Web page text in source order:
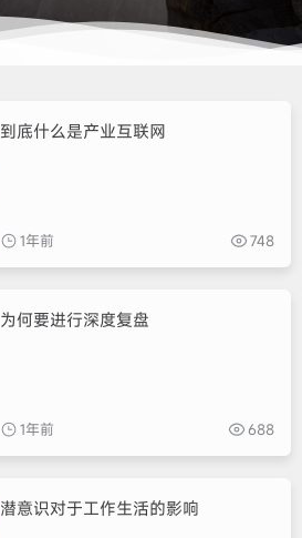
到底什么是产业互联网
1年前 748
为何要进行深度复盘
1年前 688
潜意识对于工作生活的影响